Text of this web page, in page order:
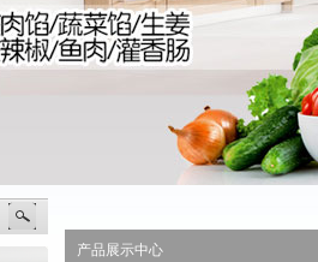
产品展示中心